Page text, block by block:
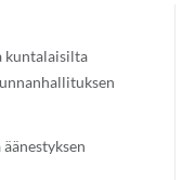
kuntalaisilta